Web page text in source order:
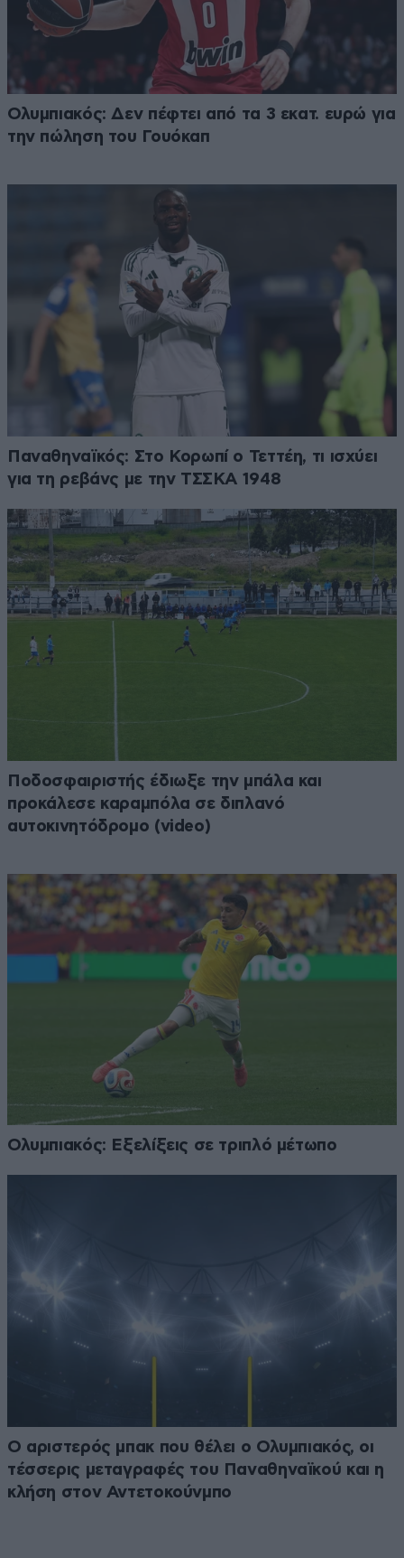
Ολυμπιακός: Δεν πέφτει από τα 3 εκατ. ευρώ για
την πώληση του Γουόκαπ
Παναθηναϊκός: Στο Κορωπί ο Τεττέη, τι ισχύει
για τη ρεβάνς με την ΤΣΣΚΑ 1948
Ποδοσφαιριστής έδιωξε την μπάλα και
προκάλεσε καραμπόλα σε διπλανό
αυτοκινητόδρομο (video)
Ολυμπιακός: Εξελίξεις σε τριπλό μέτωπο
Ο αριστερός μπακ που θέλει ο Ολυμπιακός, οι
τέσσερις μεταγραφές του Παναθηναϊκού και η
κλήση στον Αντετοκούνμπο